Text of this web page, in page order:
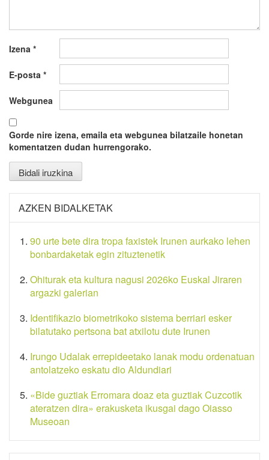
Izena *
E-posta *
Webgunea
Gorde nire izena, emaila eta webgunea bilatzaile honetan
komentatzen dudan hurrengorako.
AZKEN BIDALKETAK
90 urte bete dira tropa faxistek Irunen aurkako lehen
bonbardaketak egin zituztenetik
Ohiturak eta kultura nagusi 2026ko Euskal Jiraren
argazki galerian
Identifikazio biometrikoko sistema berriari esker
bilatutako pertsona bat atxilotu dute Irunen
Irungo Udalak errepideetako lanak modu ordenatuan
antolatzeko eskatu dio Aldundiari
«Bide guztiak Erromara doaz eta guztiak Cuzcotik
ateratzen dira» erakusketa ikusgai dago Oiasso
Museoan